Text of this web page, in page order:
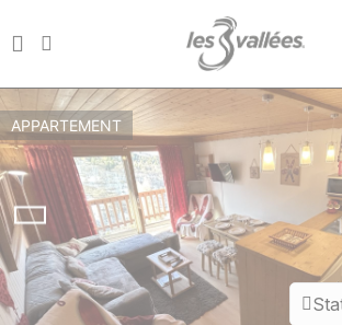
APPARTEMENT